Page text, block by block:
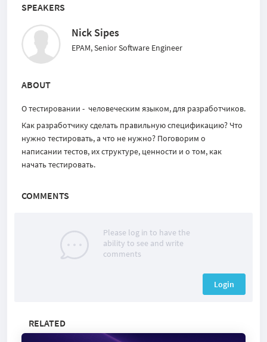
SPEAKERS
Nick Sipes
EPAM, Senior Software Engineer
ABOUT
О тестировании - человеческим языком, для разработчиков.
Как разработчику сделать правильную спецификацию? Что
нужно тестировать, а что не нужно? Поговорим о
написании тестов, их структуре, ценности и о том, как
начать тестировать.
COMMENTS
Please log in to have the
ability to see and write
comments
Login
RELATED